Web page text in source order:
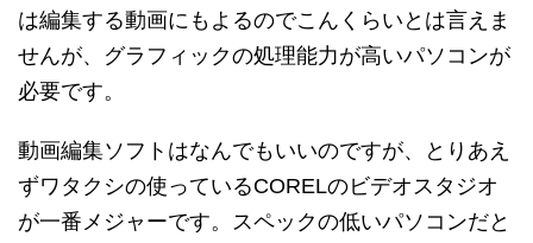
は編集する動画にもよるのでこんくらいとは言えま
せんが、グラフィックの処理能力が高いパソコンが
必要です。
動画編集ソフトはなんでもいいのですが、とりあえ
ずワタクシの使っているCORELのビデオスタジオ
が一番メジャーです。スペックの低いパソコンだと